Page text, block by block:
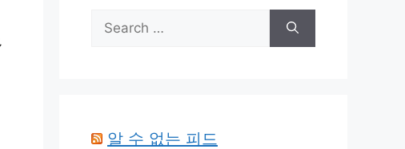
Search
for:
알 수 없는 피드